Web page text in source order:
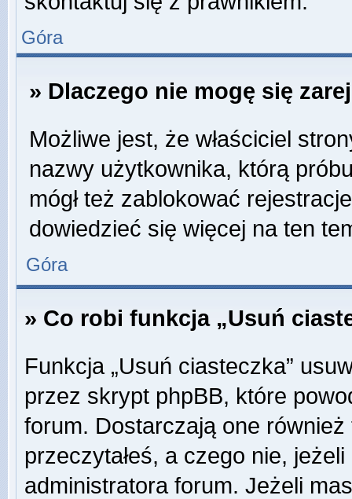
Góra
» Dlaczego nie mogę się
Możliwe jest, że właściciel
nazwy użytkownika, którą
mógł też zablokować
dowiedzieć się więcej na ten
Góra
» Co robi funkcja „Usuń
Funkcja „Usuń ciasteczka”
przez skrypt phpBB, które
forum. Dostarczają one
przeczytałeś, a czego nie,
administratora forum. Jeżeli